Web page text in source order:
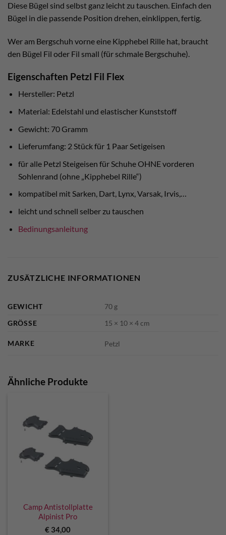
Diese Bügel sind selbst ganz leicht zu tauschen. Einfach den
Bügel in die passende Position drehen, einklippen, fertig.
Wer am Bergschuh vorne eine Kipphebel Rille hat, braucht
den Bügel Fil oder Fil small (für schmale Bergschuhe).
Eigenschaften Petzl Fil Flex
Hersteller: Petzl
Material: Edelstahl und elastischer Kunststoff
Gewicht: 70 Gramm
Lieferumfang: 2 Stück für 1 Paar Setigeisen
für alle Petzl Steigeisen für Schuhe OHNE vorderen
Sohlenrand (ohne „Kipphebel Rille“)
kompatibel mit Sarken, Dart, Lynx, Varsak, Irvis,…
leicht und schnell selber zu tauschen
Bedinungsanleitung
ZUSÄTZLICHE INFORMATIONEN
GEWICHT
70 g
GRÖSSE
15 × 10 × 4 cm
MARKE Petzl
Ähnliche Produkte
Camp Antistollplatte
Alpinist Pro
€ 34,00